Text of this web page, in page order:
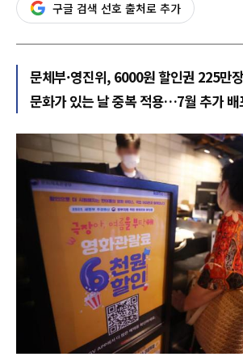
구글 검색 선호 출처로 추가
문체부·영진위, 6000원 할인권 225만
문화가 있는 날 중복 적용…7월 추가 배